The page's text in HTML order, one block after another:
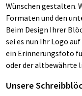
Wünschen gestalten.
Formaten und den
Beim Design Ihrer
sei es nun Ihr Logo
ein Erinnerungsfoto
oder der altbewährte
Unsere